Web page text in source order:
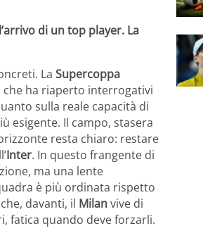
di un top player. La
La Supercoppa
ha riaperto interrogativi
sulla reale capacità di
esigente. Il campo, stasera
resta chiaro: restare
Inter. In questo frangente di
ma una lente
è più ordinata rispetto
davanti, il Milanvive di
fatica quando deve forzarli.